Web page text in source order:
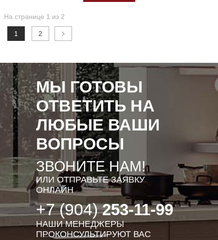
На странице 1 из 2
1 2
МЫ ГОТОВЫ
ОТВЕТИТЬ НА
ЛЮБЫЕ ВАШИ
ВОПРОСЫ
ЗВОНИТЕ НАМ!
ИЛИ ОТПРАВЬТЕ ЗАЯВКУ
ОНЛАЙН
+7 (904)253-11-99
НАШИ МЕНЕДЖЕРЫ
ПРОКОНСУЛЬТИРУЮТ ВАС